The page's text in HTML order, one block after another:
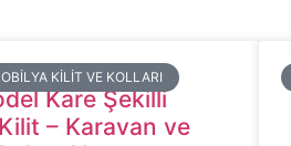
KILIT VE KOLLARI
Kare Şekilli
Kilit – Karavan ve